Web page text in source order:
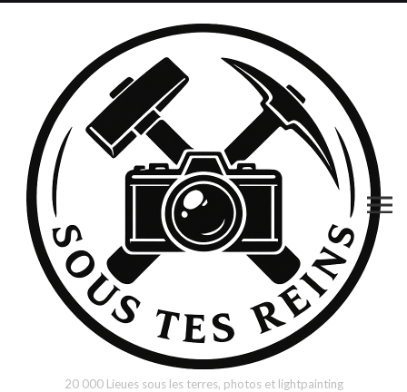
20 000 Lieues sous les terres, photos et lightpainting